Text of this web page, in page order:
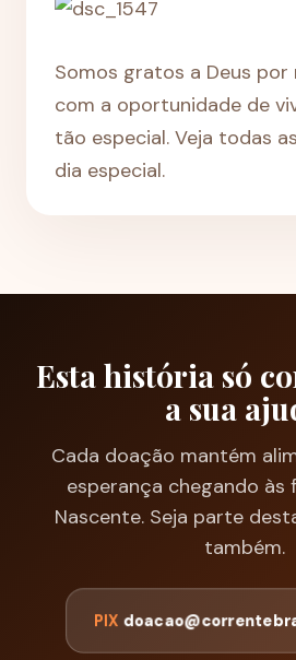
Somos gratos a Deus
com a oportunidade de
tão especial. Veja todas
dia especial.
Esta história só
a sua
Cada doação mantém
esperança chegando às
Nascente. Seja parte
também.
PIX